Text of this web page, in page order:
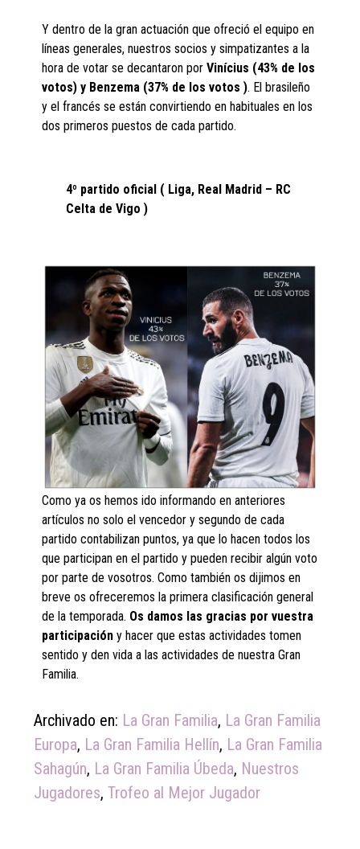
Y dentro de la gran actuación que ofreció el equipo en
líneas generales, nuestros socios y simpatizantes a la
hora de votar se decantaron porVinícius (43% de los
votos) y Benzema (37% de los votos ). El brasileño
y el francés se están convirtiendo en habituales en los
dos primeros puestos de cada partido.
4º partido oficial ( Liga, Real Madrid – RC
Celta de Vigo )
Como ya os hemos ido informando en anteriores
artículos no solo el vencedor y segundo de cada
partido contabilizan puntos, ya que lo hacen todos los
que participan en el partido y pueden recibir algún voto
por parte de vosotros. Como también os dijimos en
breve os ofreceremos la primera clasificación general
de la temporada. Os damos las gracias por vuestra
participación y hacer que estas actividades tomen
sentido y den vida a las actividades de nuestra Gran
Familia.
Archivado en: La Gran Familia, La Gran Familia
Europa, La Gran Familia Hellín, La Gran Familia
Sahagún, La Gran Familia Úbeda, Nuestros
Jugadores,Trofeo al Mejor Jugador